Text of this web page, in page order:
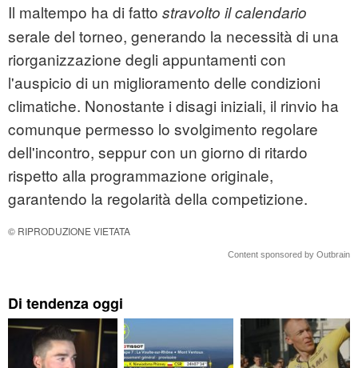
Il maltempo ha di fatto stravolto il calendario
serale del torneo, generando la necessità di una
riorganizzazione degli appuntamenti con
l'auspicio di un miglioramento delle condizioni
climatiche. Nonostante i disagi iniziali, il rinvio ha
comunque permesso lo svolgimento regolare
dell'incontro, seppur con un giorno di ritardo
rispetto alla programmazione originale,
garantendo la regolarità della competizione.
© RIPRODUZIONE VIETATA
Content sponsored by Outbrain
Di tendenza oggi